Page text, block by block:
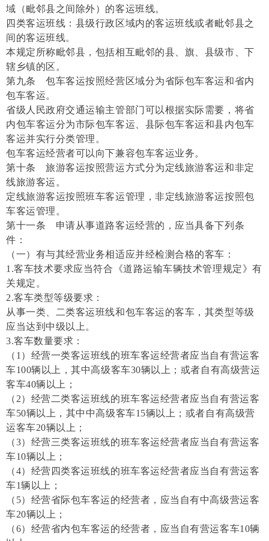
域（毗邻县之间除外）的客运班线。
四类客运班线：县级行政区域内的客运班线或者毗邻县之
间的客运班线。
本规定所称毗邻县，包括相互毗邻的县、旗、县级市、下
辖乡镇的区。
第九条 包车客运按照经营区域分为省际包车客运和省内
包车客运。
省级人民政府交通运输主管部门可以根据实际需要，将省
内包车客运分为市际包车客运、县际包车客运和县内包车
客运并实行分类管理。
包车客运经营者可以向下兼容包车客运业务。
第十条 旅游客运按照营运方式分为定线旅游客运和非定
线旅游客运。
定线旅游客运按照班车客运管理，非定线旅游客运按照包
车客运管理。
第十一条 申请从事道路客运经营的，应当具备下列条
件：
（一）有与其经营业务相适应并经检测合格的客车：
1.客车技术要求应当符合《道路运输车辆技术管理规定》有
关规定。
2.客车类型等级要求：
从事一类、二类客运班线和包车客运的客车，其类型等级
应当达到中级以上。
3.客车数量要求：
（1）经营一类客运班线的班车客运经营者应当自有营运客
车100辆以上，其中高级客车30辆以上；或者自有高级营运
客车40辆以上；
（2）经营二类客运班线的班车客运经营者应当自有营运客
车50辆以上，其中中高级客车15辆以上；或者自有高级营
运客车20辆以上；
（3）经营三类客运班线的班车客运经营者应当自有营运客
车10辆以上；
（4）经营四类客运班线的班车客运经营者应当自有营运客
车1辆以上；
（5）经营省际包车客运的经营者，应当自有中高级营运客
车20辆以上；
（6）经营省内包车客运的经营者，应当自有营运客车10辆